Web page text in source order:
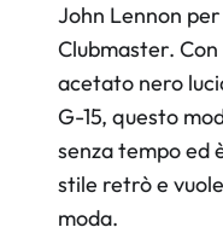
John Lennon
Clubmaster.
acetato nero
G-15, questo
senza tempo ed
stile retrò e
moda.